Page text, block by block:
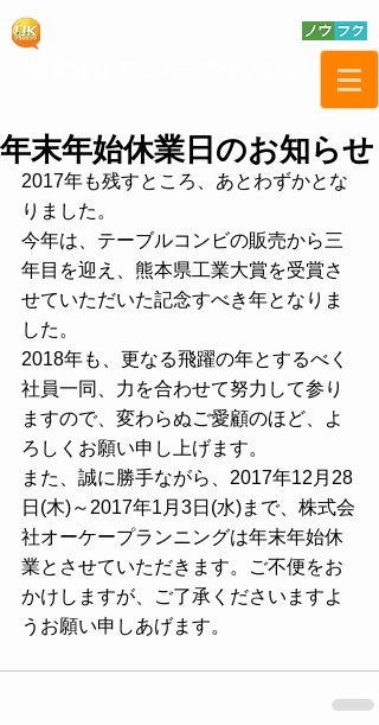
年末年始休業日のお知らせ
2017年も残すところ、あとわずかとな
りました。
今年は、テーブルコンビの販売から三
年目を迎え、熊本県工業大賞を受賞さ
せていただいた記念すべき年となりま
した。
2018年も、更なる飛躍の年とするべく
社員一同、力を合わせて努力して参り
ますので、変わらぬご愛顧のほど、よ
ろしくお願い申し上げます。
また、誠に勝手ながら、2017年12月28
日(木)～2017年1月3日(水)まで、株式会
社オーケープランニングは年末年始休
業とさせていただきます。ご不便をお
かけしますが、ご了承くださいますよ
うお願い申しあげます。